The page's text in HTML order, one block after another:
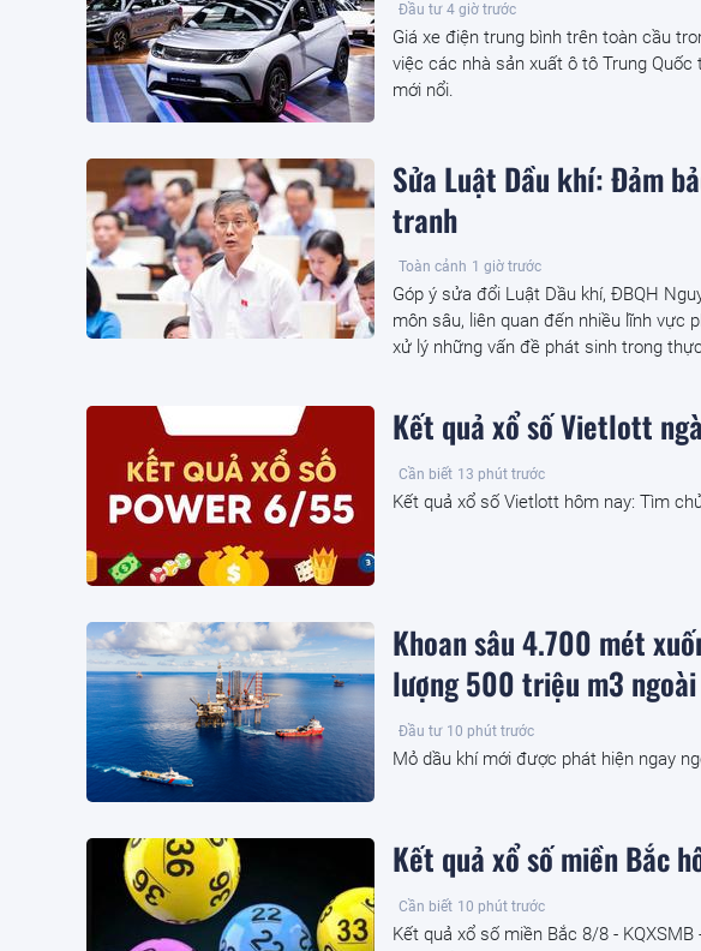
Đầu tư 4 giờ trước
Giá xe điện trung bình trên toàn cầu
việc các nhà sản xuất ô tô Trung
mới nổi.
Sửa Luật Dầu khí: Đảm
tranh
Toàn cảnh 1 giờ trước
Góp ý sửa đổi Luật Dầu khí, ĐBQH
môn sâu, liên quan đến nhiều lĩnh vực
xử lý những vấn đề phát sinh trong
Kết quả xổ số Vietlott
Cần biết 13 phút trước
Kết quả xổ số Vietlott hôm nay: Tìm
Khoan sâu 4.700 mét
lượng 500 triệu m3
Đầu tư 10 phút trước
Mỏ dầu khí mới được phát hiện ngay
Kết quả xổ số miền Bắc
Cần biết 10 phút trước
Kết quả xổ số miền Bắc 8/8 -